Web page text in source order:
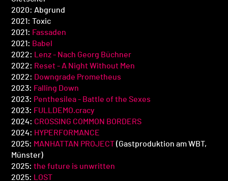
2020: Abgrund
2021: Toxic
2021: Fassaden
2021: Babel
2022: Lenz - Nach Georg Büchner
2022: Reset - A Night Without Men
2022: Downgrade Prometheus
2023: Falling Down
2023: Penthesilea - Battle of the Sexes
2023: FULLDEMO.cracy
2024: CROSSING COMMON BORDERS
2024: HYPERFORMANCE
2025: MANHATTAN PROJECT(Gastproduktion am WBT,
Münster)
2025:the future is unwritten
2025: LOST